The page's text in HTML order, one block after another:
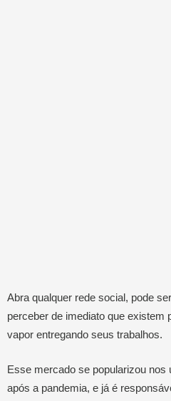
Abra qualquer rede social, pode
perceber de imediato que existem
vapor entregando seus trabalhos.
Esse mercado se popularizou nos
após a pandemia, e já é